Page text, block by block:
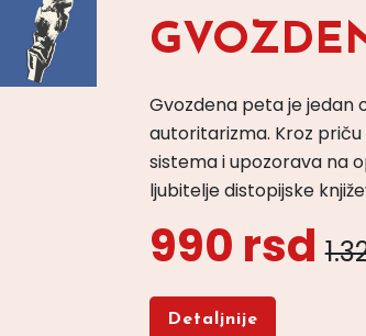
Gvozdena peta je jedan
autoritarizma. Kroz
sistema i upozorava na
ljubitelje distopijske
990 rsd
Detaljnije